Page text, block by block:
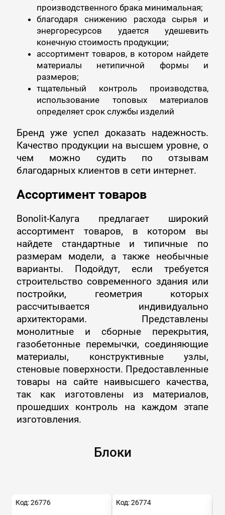
производственного брака минимальная;
благодаря снижению расхода сырья и
энергоресурсов удается удешевить
конечную стоимость продукции;
ассортимент товаров, в котором найдете
материалы нетипичной формы и
размеров;
тщательный контроль производства,
использование топовых материалов
определяет срок службы изделий
Бренд уже успел доказать надежность.
Качество продукции на высшем уровне, о
чем можно судить по отзывам
благодарных клиентов в сети интернет.
Ассортимент товаров
Bonolit-Калуга предлагает широкий
ассортимент товаров, в котором вы
найдете стандартные и типичные по
размерам модели, а также необычные
варианты. Подойдут, если требуется
строительство современного здания или
постройки, геометрия которых
рассчитывается индивидуально
архитекторами. Представлены
монолитные и сборные перекрытия,
газобетонные перемычки, соединяющие
материалы, конструктивные узлы,
стеновые поверхности. Предоставленные
товары на сайте наивысшего качества,
так как изготовлены из материалов,
прошедших контроль на каждом этапе
изготовления.
Блоки
Код: 26776 Код: 26774